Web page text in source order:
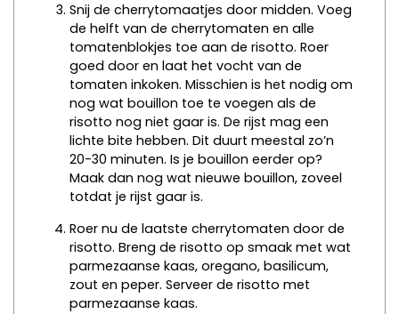
Snij de cherrytomaatjes door midden. Voeg
de helft van de cherrytomaten en alle
tomatenblokjes toe aan de risotto. Roer
goed door en laat het vocht van de
tomaten inkoken. Misschien is het nodig om
nog wat bouillon toe te voegen als de
risotto nog niet gaar is. De rijst mag een
lichte bite hebben. Dit duurt meestal zo’n
20-30 minuten. Is je bouillon eerder op?
Maak dan nog wat nieuwe bouillon, zoveel
totdat je rijst gaar is.
Roer nu de laatste cherrytomaten door de
risotto. Breng de risotto op smaak met wat
parmezaanse kaas, oregano, basilicum,
zout en peper. Serveer de risotto met
parmezaanse kaas.